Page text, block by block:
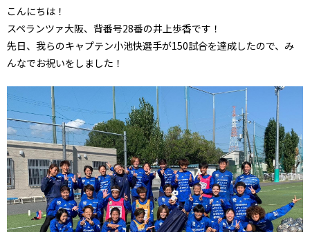
こんにちは！
スペランツァ大阪、背番号28番の井上歩香です！
先日、我らのキャプテン小池快選手が150試合を達成したので、み
んなでお祝いをしました！